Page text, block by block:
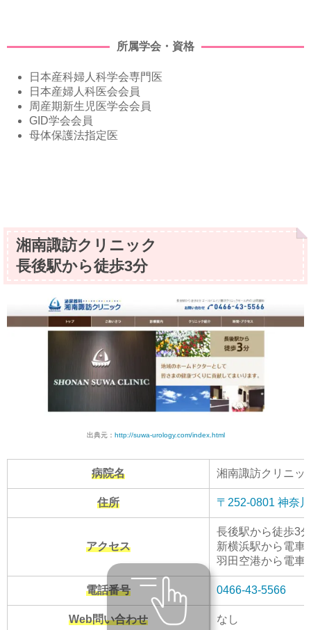
所属学会・資格
日本産科婦人科学会専門医
日本産婦人科医会会員
周産期新生児医学会会員
GID学会会員
母体保護法指定医
湘南諏訪クリニック
長後駅から徒歩3分
出典元： http://suwa-urology.com/index.html
病院名 湘南諏訪クリニッ
住所 〒252-0801 神奈
アクセス
長後駅から徒歩3分
新横浜駅から電車
羽田空港から電車
電話番号 0466-43-5566
Web問い合わせ なし